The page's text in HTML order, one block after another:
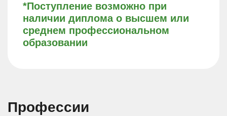
*Поступление возможно при
наличии диплома о высшем или
среднем профессиональном
образовании
Профессии